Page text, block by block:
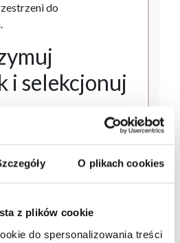
O plikach cookies
z plików cookie
do spersonalizowania treści
do
i selekcjonuj
trzeba pamiętać o
co bardziej
wnętrza, niż
dzięki któremu
przestrzeni. Tak